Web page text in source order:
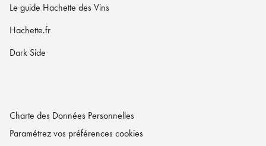
Le guide Hachette des Vins
Hachette.fr
Dark Side
Charte des Données Personnelles
Paramétrez vos préférences cookies